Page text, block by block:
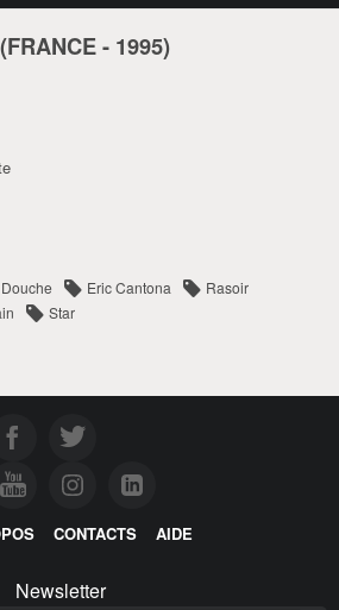
FRANCE- 1995)
Douche Eric Cantona
Rasoir
Star
CONTACTS AIDE
Newsletter